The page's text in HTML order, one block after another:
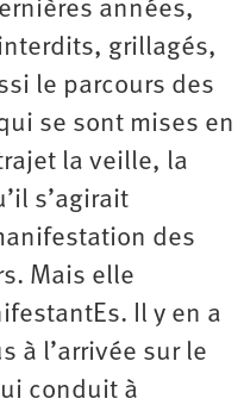
années,
grillagés,
le parcours des
se sont mises en
la veille, la
s’agirait
des
Mais elle
Il y en a
à l’arrivée sur le
conduit à